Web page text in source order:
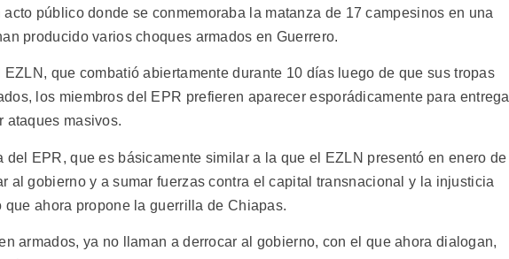
público donde se conmemoraba la matanza de 17 campesinos en una
producido varios choques armados en Guerrero.
que combatió abiertamente durante 10 días luego de que sus tropas
los miembros del EPR prefieren aparecer esporádicamente para
ataques masivos.
del EPR, que es básicamente similar a la que el EZLN presentó en enero de
al gobierno y a sumar fuerzas contra el capital transnacional y la injusticia
ahora propone la guerrilla de Chiapas.
armados, ya no llaman a derrocar al gobierno, con el que ahora dialogan,